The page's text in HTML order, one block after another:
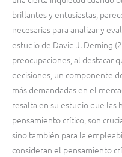
brillantes y entusiastas,
necesarias para analizar y
estudio de David J. Deming
preocupaciones, al destacar
decisiones, un componente
más demandadas en el
resalta en su estudio que las
pensamiento crítico, son
sino también para la
consideran el pensamiento